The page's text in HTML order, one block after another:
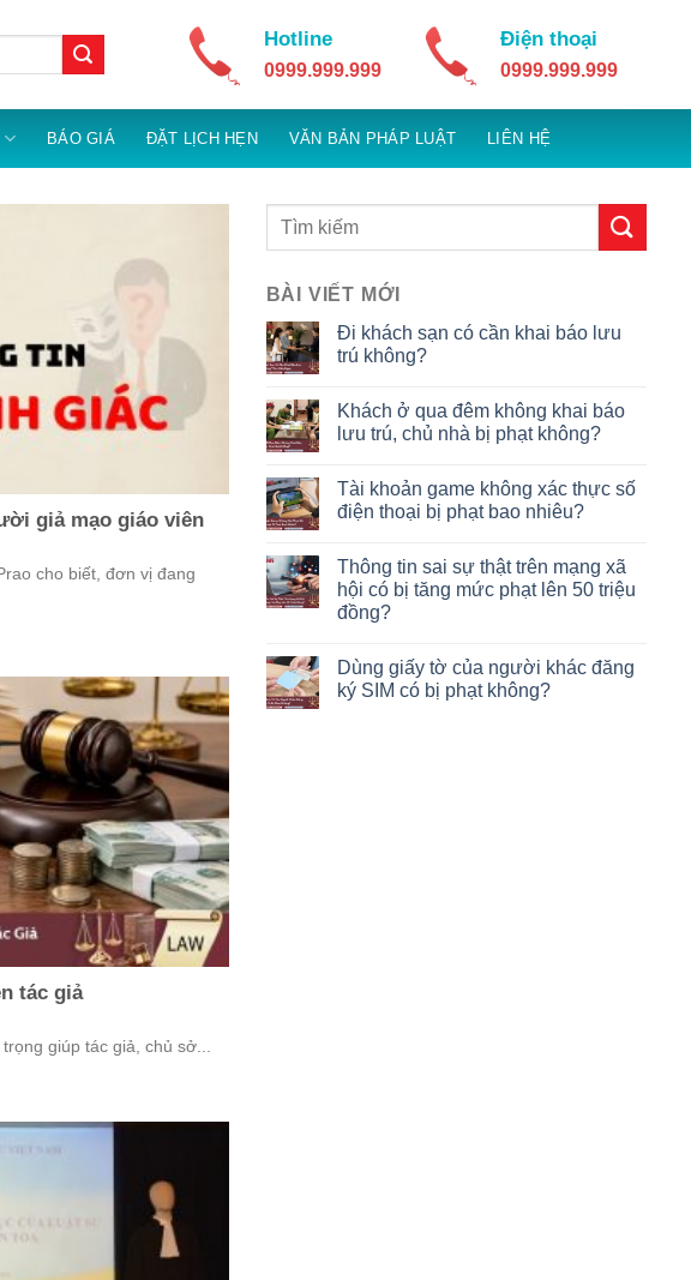
Hotline
0999.999.999
Điện thoại
0999.999.999
BÁO GIÁ ĐẶT LỊCH HẸN VĂN BẢN PHÁP LUẬT LIÊN HỆ
giả mạo giáo viên
cho biết, đơn vị đang
tác giả
giúp tác giả, chủ sở...
BÀI VIẾT MỚI
Đi khách sạn có cần khai báo lưu
trú không?
Khách ở qua đêm không khai báo
lưu trú, chủ nhà bị phạt không?
Tài khoản game không xác thực số
điện thoại bị phạt bao nhiêu?
Thông tin sai sự thật trên mạng xã
hội có bị tăng mức phạt lên 50 triệu
đồng?
Dùng giấy tờ của người khác đăng
ký SIM có bị phạt không?